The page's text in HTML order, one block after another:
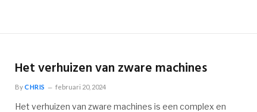
Het verhuizen van zware machines
ByCHRIS februari 20, 2024
Het verhuizen van zware machines is een complex en